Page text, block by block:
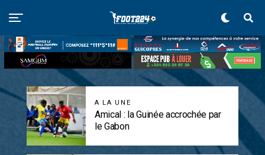
A LA UNE
Amical : la Guinée accrochée par
le Gabon